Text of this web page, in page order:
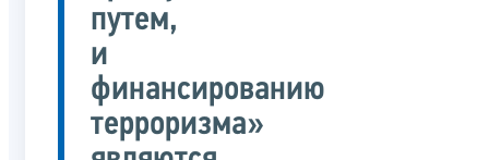
путем,
и
финансированию
терроризма»